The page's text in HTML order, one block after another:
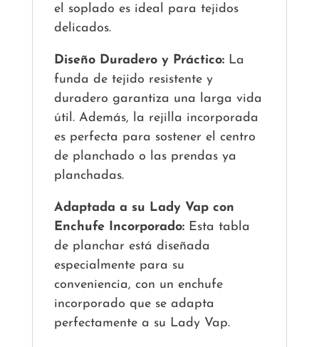
el soplado es ideal para tejidos
delicados.
Diseño Duradero y Práctico: La
funda de tejido resistente y
duradero garantiza una larga vida
útil. Además, la rejilla incorporada
es perfecta para sostener el centro
de planchado o las prendas ya
planchadas.
Adaptada a su Lady Vap con
Enchufe Incorporado: Esta tabla
de planchar está diseñada
especialmente para su
conveniencia, con un enchufe
incorporado que se adapta
perfectamente a su Lady Vap.